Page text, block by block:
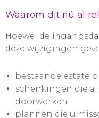
Waarom dit nú al
Hoewel de
deze wijzigingen
bestaande estate
schenkingen die
doorwerken
plannen die u